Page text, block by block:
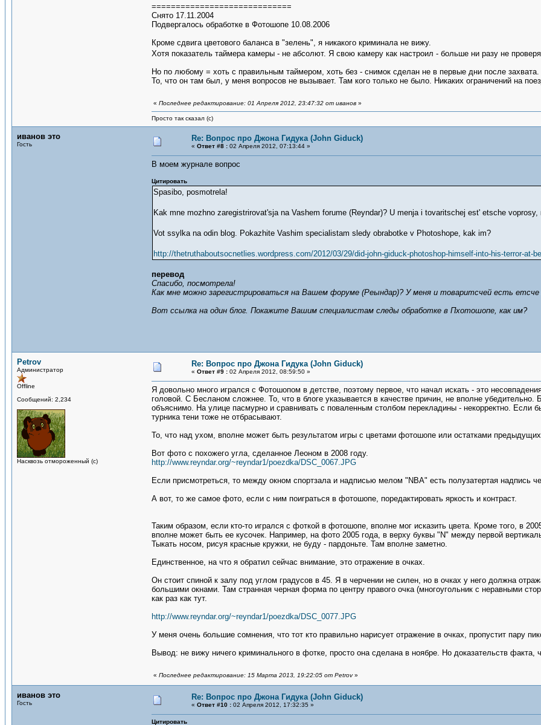
=============================
Снято 17.11.2004
Подвергалось обработке в Фотошопе 10.08.2006
Кроме сдвига цветового баланса в "зелень", я никакого криминала не вижу.
Хотя показатель таймера камеры - не абсолют. Я свою камеру как настроил - больше ни разу не
Но по любому = хоть с правильным таймером, хоть без - снимок сделан не в первые дни после
То, что он там был, у меня вопросов не вызывает. Там кого только не было. Никаких ограничений на
« Последнее редактирование: 01 Апреля 2012, 23:47:32 от иванов »
Просто так сказал (с)
иванов это
Гость
Re: Вопрос про Джона Гидука (John Giduck)
« Ответ #8 : 02 Апреля 2012, 07:13:44 »
В моем журнале вопрос
Цитировать
Spasibo, posmotrela!
Kak mne mozhno zaregistrirovat'sja na Vashem forume (Reyndar)? U menja i tovaritschej est' etsche
Vot ssylka na odin blog. Pokazhite Vashim specialistam sledy obrabotke v Photoshope, kak im?
http://thetruthaboutsocnetlies.wordpress.com/2012/03/29/did-john-giduck-photoshop-himself-into-his-terror-at-
перевод
Спасибо, посмотрела!
Как мне можно зарегистрироваться на Вашем форуме (Реындар)? У меня и товаритсчей есть
Вот ссылка на один блог. Покажите Вашим специалистам следы обработке в Пхотошопе, как им?
Petrov
Администратор
Offline
Сообщений: 2,234
Насквозь отмороженный (с)
Re: Вопрос про Джона Гидука (John Giduck)
« Ответ #9 : 02 Апреля 2012, 08:59:50 »
Я довольно много игрался с Фотошопом в детстве, поэтому первое, что начал искать - это
головой. С Бесланом сложнее. То, что в блоге указывается в качестве причин, не вполне
объяснимо. На улице пасмурно и сравнивать с поваленным столбом перекладины - некорректно.
турника тени тоже не отбрасывают.
То, что над ухом, вполне может быть результатом игры с цветами фотошопе или остатками
Вот фото с похожего угла, сделанное Леоном в 2008 году.
http://www.reyndar.org/~reyndar1/poezdka/DSC_0067.JPG
Если присмотреться, то между окном спортзала и надписью мелом "NBA" есть полузатертая надпись
А вот, то же самое фото, если с ним поиграться в фотошопе, поредактировать яркость и контраст.
Таким образом, если кто-то игрался с фоткой в фотошопе, вполне мог исказить цвета. Кроме того, в
вполне может быть ее кусочек. Например, на фото 2005 года, в верху буквы "N" между первой
Тыкать носом, рисуя красные кружки, не буду - пардоньте. Там вполне заметно.
Единственное, на что я обратил сейчас внимание, это отражение в очках.
Он стоит спиной к залу под углом градусов в 45. Я в черчении не силен, но в очках у него должна
большими окнами. Там странная черная форма по центру правого очка (многоугольник с неравными
как раз как тут.
http://www.reyndar.org/~reyndar1/poezdka/DSC_0077.JPG
У меня очень большие сомнения, что тот кто правильно нарисует отражение в очках, пропустит пару
Вывод: не вижу ничего криминального в фотке, просто она сделана в ноябре. Но доказательств
« Последнее редактирование: 15 Марта 2013, 19:22:05 от Petrov»
иванов это
Гость
Re: Вопрос про Джона Гидука (John Giduck)
« Ответ #10 : 02 Апреля 2012, 17:32:35 »
Цитировать